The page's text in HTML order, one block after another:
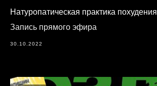
Натуропатическая практика похудения
Запись прямого эфира
30.10.2022